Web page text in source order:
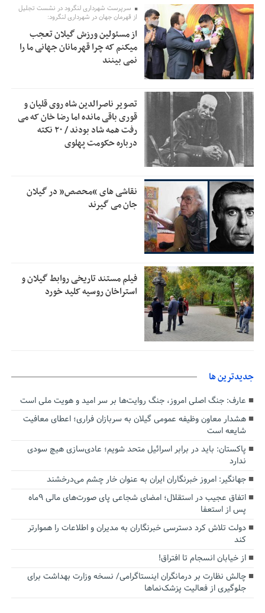
9:34 خبرنگارانی که جنگ را برای تاریخ نوشتند
9:32
پشتیبانی از زنجیره ارزش بادام زمینی در اولویت سیاست‌های
حمایتی گیلان است
12:46 بخش دوم گفت‌وگوی پزشکیان با مردم امشب پخش می‌شود
12:33 جزئیات فعال‌سازی «کیف پول ایران» اعلام شد
حمایت از مرزنشینان نباید به زیان تولید باشد/مواد اولیه با
کولبری وارد شود
11:05 شایعه «معافیت سربازان فراری» تکذیب شد
11:04 امیر اکرمی‌نیا: ارتش کاملاً آماده است
سرپرست شهرداری لنگرود در نشست تجلیل
از قهرمان جهان در شهرداری لنگرود:
از مسئولین ورزش گیلان تعجب
میکنم که چرا قهرمانان جهانی ما را
نمی بینند
تصویر ناصرالدین شاه روی قلیان و
قوری باقی مانده اما رضا خان که می
رفت همه شاد بودند / ۲۰ نکته
درباره حکومت پهلوی
نقاشی های “محصص” در گیلان
جان می گیرند
فیلم مستند تاریخی روابط گیلان و
استراخان روسیه کلید خورد
جديدترين ها
عارف: جنگ اصلی امروز، جنگ روایت‌ها بر سر امید و هویت ملی است
هشدار معاون وظیفه عمومی گیلان به سربازان فراری؛ اعطای معافیت
شایعه است
پاکستان: باید در برابر اسرائیل متحد شویم؛ عادی‌سازی هیچ سودی
ندارد
جهانگیر: امروز خبرنگاران ایران به عنوان خار چشم می‌درخشند
اتفاق عجیب در استقلال؛ امضای شجاعی پای صورت‌های مالی ٩ماه
پس از استعفا
دولت تلاش کرد دسترسی خبرنگاران به مدیران و اطلاعات را هموارتر
کند
از خیابان انسجام تا افتراق!
چالش نظارت بر درمانگران اینستاگرامی/ نسخه وزارت بهداشت برای
جلوگیری از فعالیت پزشک‌نماها